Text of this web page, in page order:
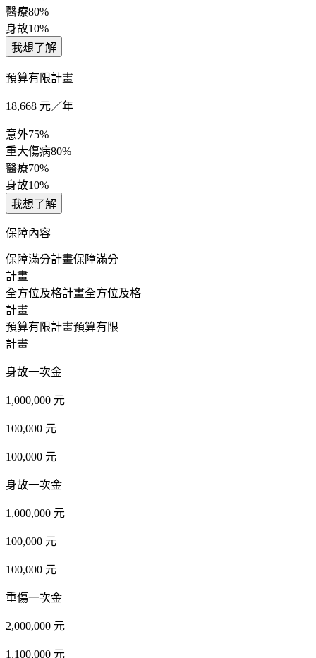
醫療80%
身故10%
我想了解
預算有限計畫
18,668 元／年
意外75%
重大傷病80%
醫療70%
身故10%
我想了解
保障內容
保障滿分計畫保障滿分
計畫
全方位及格計畫全方位及格
計畫
預算有限計畫預算有限
計畫
身故一次金
1,000,000 元
100,000 元
100,000 元
身故一次金
1,000,000 元
100,000 元
100,000 元
重傷一次金
2,000,000 元
1,100,000 元